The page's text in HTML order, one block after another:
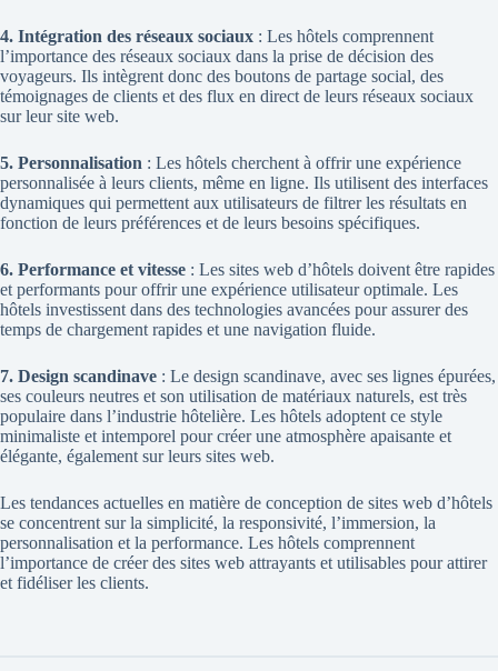
4. Intégration des réseaux sociaux : Les hôtels comprennent
l’importance des réseaux sociaux dans la prise de décision des
voyageurs. Ils intègrent donc des boutons de partage social, des
témoignages de clients et des flux en direct de leurs réseaux sociaux
sur leur site web.
5. Personnalisation : Les hôtels cherchent à offrir une expérience
personnalisée à leurs clients, même en ligne. Ils utilisent des interfaces
dynamiques qui permettent aux utilisateurs de filtrer les résultats en
fonction de leurs préférences et de leurs besoins spécifiques.
6. Performance et vitesse : Les sites web d’hôtels doivent être rapides
et performants pour offrir une expérience utilisateur optimale. Les
hôtels investissent dans des technologies avancées pour assurer des
temps de chargement rapides et une navigation fluide.
7. Design scandinave : Le design scandinave, avec ses lignes épurées,
ses couleurs neutres et son utilisation de matériaux naturels, est très
populaire dans l’industrie hôtelière. Les hôtels adoptent ce style
minimaliste et intemporel pour créer une atmosphère apaisante et
élégante, également sur leurs sites web.
Les tendances actuelles en matière de conception de sites web d’hôtels
se concentrent sur la simplicité, la responsivité, l’immersion, la
personnalisation et la performance. Les hôtels comprennent
l’importance de créer des sites web attrayants et utilisables pour attirer
et fidéliser les clients.